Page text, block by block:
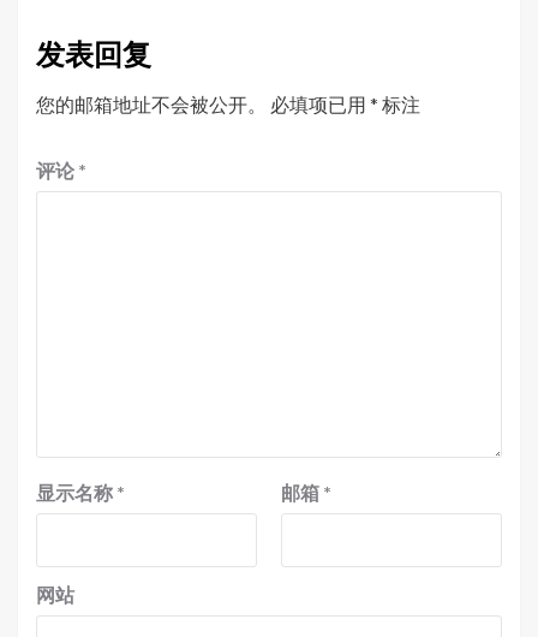
发表回复
您的邮箱地址不会被公开。 必填项已用 * 标注
评论 *
显示名称 * 邮箱 *
网站